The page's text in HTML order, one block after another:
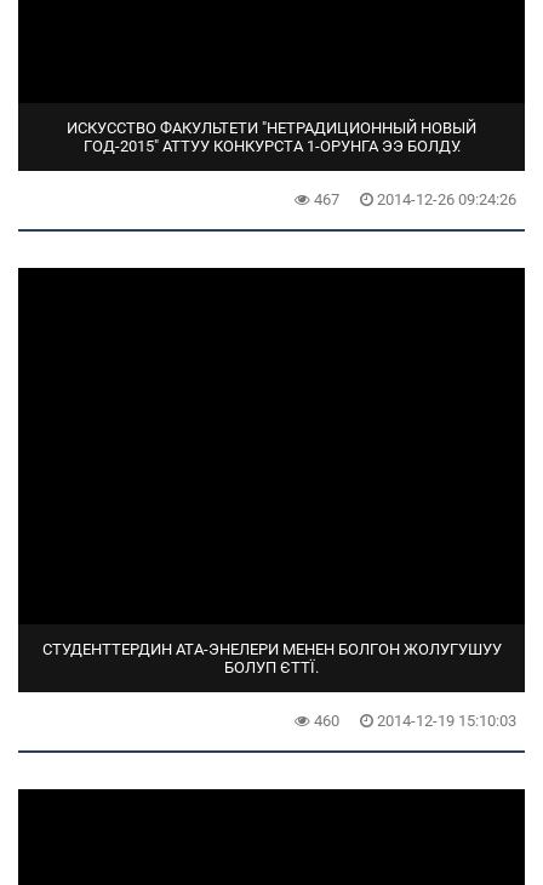
ИСКУССТВО ФАКУЛЬТЕТИ "НЕТРАДИЦИОННЫЙ НОВЫЙ
ГОД-2015" АТТУУ КОНКУРСТА 1-ОРУНГА ЭЭ БОЛДУ.
467 2014-12-26 09:24:26
СТУДЕНТТЕРДИН АТА-ЭНЕЛЕРИ МЕНЕН БОЛГОН ЖОЛУГУШУУ
БОЛУП ЄТТЇ.
460 2014-12-19 15:10:03